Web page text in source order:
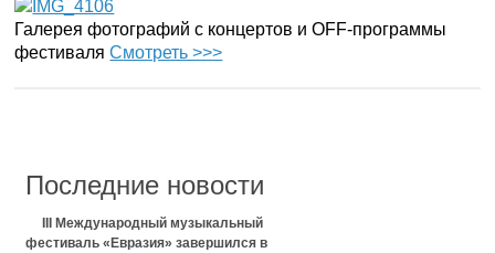
Галерея фотографий с концертов и OFF-программы
фестиваляСмотреть >>>
Последние новости
III Международный музыкальный
фестиваль «Евразия» завершился в